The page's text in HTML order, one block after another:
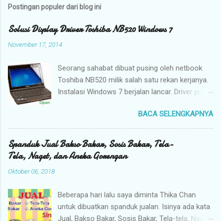
Postingan populer dari blog ini
Solusi Display Driver Toshiba NB520 Windows 7
November 17, 2014
Seorang sahabat dibuat pusing oleh netbook
Toshiba NB520 milik salah satu rekan kerjanya.
Instalasi Windows 7 berjalan lancar. Driver pun
monitor laptop. Resolusi layarnya hanya
mentok pada ukuran maksimal 800 x 600. Jika
saja dengan resolusi demikian bisa tampil ke
layar proyektor mungkin tidak masalah. Saya
pun mencoba membantu mencarikan driver
(hadehhh). Padahal 2 diantaranya berasal dari
website resmi Toshiba. Hmm...saya mengulang
BACA SELENGKAPNYA
Spanduk Jual Bakso Bakar, Sosis Bakar, Tela-
Tela, Naget, dan Aneka Gorengan
Oktober 06, 2018
Beberapa hari lalu saya diminta Thika Chan
untuk dibuatkan spanduk jualan. Isinya ada kata
Jual, Bakso Bakar, Sosis Bakar, Tela-tela, Naget,